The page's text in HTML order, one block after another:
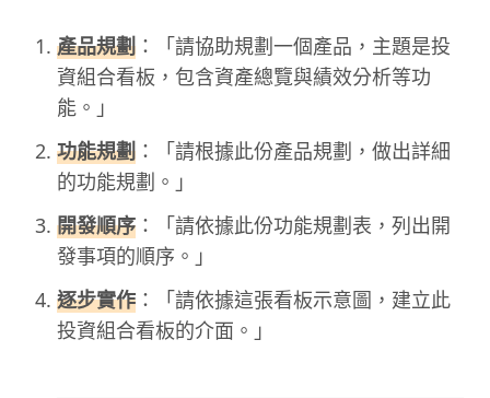
產品規劃 ：「請協助規劃一個產品，主題是投
資組合看板，包含資產總覽與績效分析等功
能。」
功能規劃 ：「請根據此份產品規劃，做出詳細
的功能規劃。」
開發順序 ：「請依據此份功能規劃表，列出開
發事項的順序。」
逐步實作 ：「請依據這張看板示意圖，建立此
投資組合看板的介面。」